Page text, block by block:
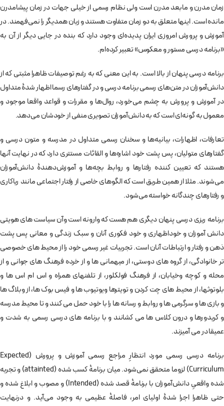
زمان مدرن و مابعد مدرن است ولی نظام رسمی از خیلی جهات در زمان پیشامدرن
مانده است. اینها متعلق به دو زمان متفاوت هستند و زبان همدیگر را نمی‌فهمند. در
آموزش و پرورش امروزی ایران پدیده‌ای وجود دارد که بنده در جایی دیگر از آن به
«برنامه درسی مستور و معکوس» تعبیر کرده‌ام.
برنامه درسی پنهان از بالا است. به این معنی که به رغم توصیفات ظاهرا مثبتی که از
دانش‌آموزان در متن‌های رسمی برنامه درسی و در گفتارهای رسما اظهار شدۀ متداول
در آموزش و پرورش به چشم می‌خورد، روال‌ها و مقررات و قواعد واقعا موجود و
معمول به گونه‌ای است که به دانش‌آموزان تصویری منفی از خودشان می‌دهد.
تعارفات، اظهارات، بیانیه‌ها و سخنان رسمی متداول در مدرسه و متون درسی و
گفتارهای متولیان، پس پشت خود اشاره‌ها و القائات مستتری دارد که در نهایت آنها
هستند که تعیین کننده رفتارها و روابط بچه‌ها و آموزش‌دهندۀ دانش‌آموزان
می‌شوند. مثلا از همین طریق است که الگوهای خاصی از رفتار اجتماعی مانند ریاکاری
و رفتارهای چندگانه خواسته می‌شود.
برنامه ریزی درسی پنهان دیگری هم هست که وارونه است وآن سیاست های هویتی
دانش آموزان و خوداظهاری و خود فکوری آنان و سبک زندگی و معانی پس پشت
ذهن و رفتار و ارتباطات آنان است. تجربیات غیر رسمی خود را از محیط های خصوصی
تر خانوادگی، از گروه های دوستی، از میهمانی ها و از خرده فرهنگ های جوانی و از
محله و کوچه وخیابان، از فرهنگ فولکلور، از تلفنهای همراه و اس ام اس ها و
بلوتوثها، از محیط های چت کردن و تویترها ویوتیوب ها و فیس بوک ها، از وبلاگ ها
و بازی ها و سرگرمی ها و روابط و رسانه ها را با خود حمل می کنند و تا محیط مدرسه
و کریدورها و درون کلاس ها می کشانند و با برنامه های درسی رسمی به شدت و
عمیقا در می آمیزند.
برنامه درسی رسمی مورد انتظارِ مراجع رسمی آموزش و پرورش (Expected
Curriculum) لزوما متحقق نمی‌شود. میان برنامۀ کسب شده (attainted) و تجربه
شده واقعیِ دانش‌آموزان با برنامۀ قصد شده (Intended) و مصوب و ابلاغ شده و
حتی ظاهرا اجرا شدۀ اولیای امر، فاصلۀ عظیمی به وجود می‌آید. و درنهایت